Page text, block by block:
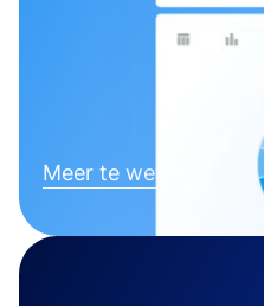
Meer te weten komen